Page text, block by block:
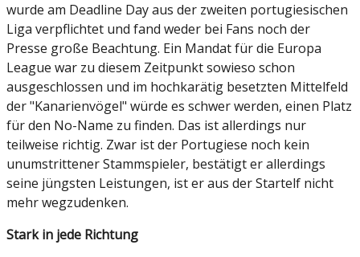
wurde am Deadline Day aus der zweiten portugiesischen
Liga verpflichtet und fand weder bei Fans noch der
Presse große Beachtung. Ein Mandat für die Europa
League war zu diesem Zeitpunkt sowieso schon
ausgeschlossen und im hochkarätig besetzten Mittelfeld
der "Kanarienvögel" würde es schwer werden, einen Platz
für den No-Name zu finden. Das ist allerdings nur
teilweise richtig. Zwar ist der Portugiese noch kein
unumstrittener Stammspieler, bestätigt er allerdings
seine jüngsten Leistungen, ist er aus der Startelf nicht
mehr wegzudenken.
Stark in jede Richtung